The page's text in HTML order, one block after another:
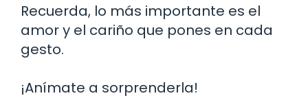
Recuerda, lo más importante es el
amor y el cariño que pones en cada
gesto.
¡Anímate a sorprenderla!